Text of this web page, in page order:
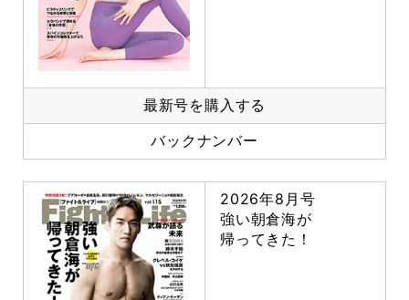
最新号を購入する
バックナンバー
2026年8月号
強い朝倉海が
帰ってきた！